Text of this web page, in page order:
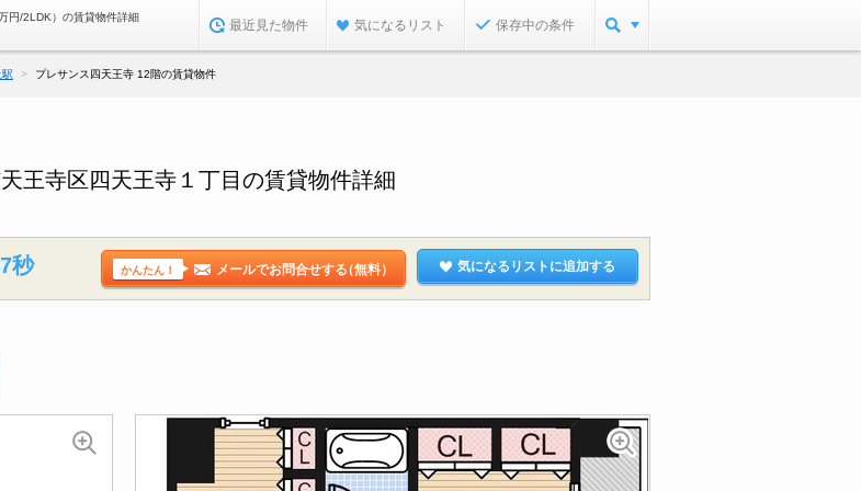
円/2LDK）の賃貸物件詳細
最近見た物件 気になるリスト 保存中の条件
プレサンス四天王寺 12階の賃貸物件
王寺区四天王寺１丁目の賃貸物件詳細
秒 かんたん！ メールでお問合せする（無料） 気になるリストに追加する